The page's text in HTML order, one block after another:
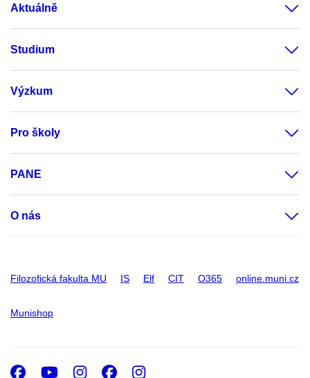
Aktuálně
Studium
Výzkum
Pro školy
PANE
O nás
Filozofická fakulta MU IS Elf CIT O365 online.muni.cz
Munishop
Facebook
Youtube
Instagram
Facebook
Instagram